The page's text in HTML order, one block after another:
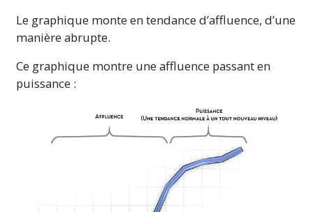
Le graphique monte en tendance d’affluence, d’une
manière abrupte.
Ce graphique montre une affluence passant en
puissance :